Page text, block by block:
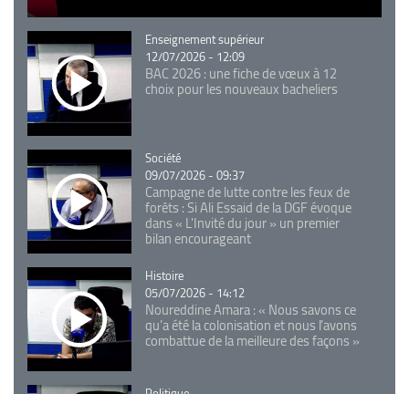
Catégorie
Enseignement supérieur
12/07/2026 - 12:09
BAC 2026 : une fiche de vœux à 12
choix pour les nouveaux bacheliers
Catégorie
Société
09/07/2026 - 09:37
Campagne de lutte contre les feux de
forêts : Si Ali Essaid de la DGF évoque
dans « L'Invité du jour » un premier
bilan encourageant
Catégorie
Histoire
05/07/2026 - 14:12
Noureddine Amara : « Nous savons ce
qu’a été la colonisation et nous l’avons
combattue de la meilleure des façons »